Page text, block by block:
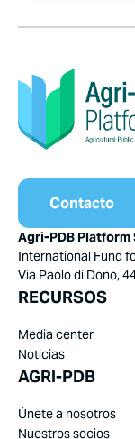
Contacto
Agri-PDB
International Fund
Via Paolo di Dono,
RECURSOS
Media center
Noticias
AGRI-PDB
Únete a nosotros
Nuestros socios